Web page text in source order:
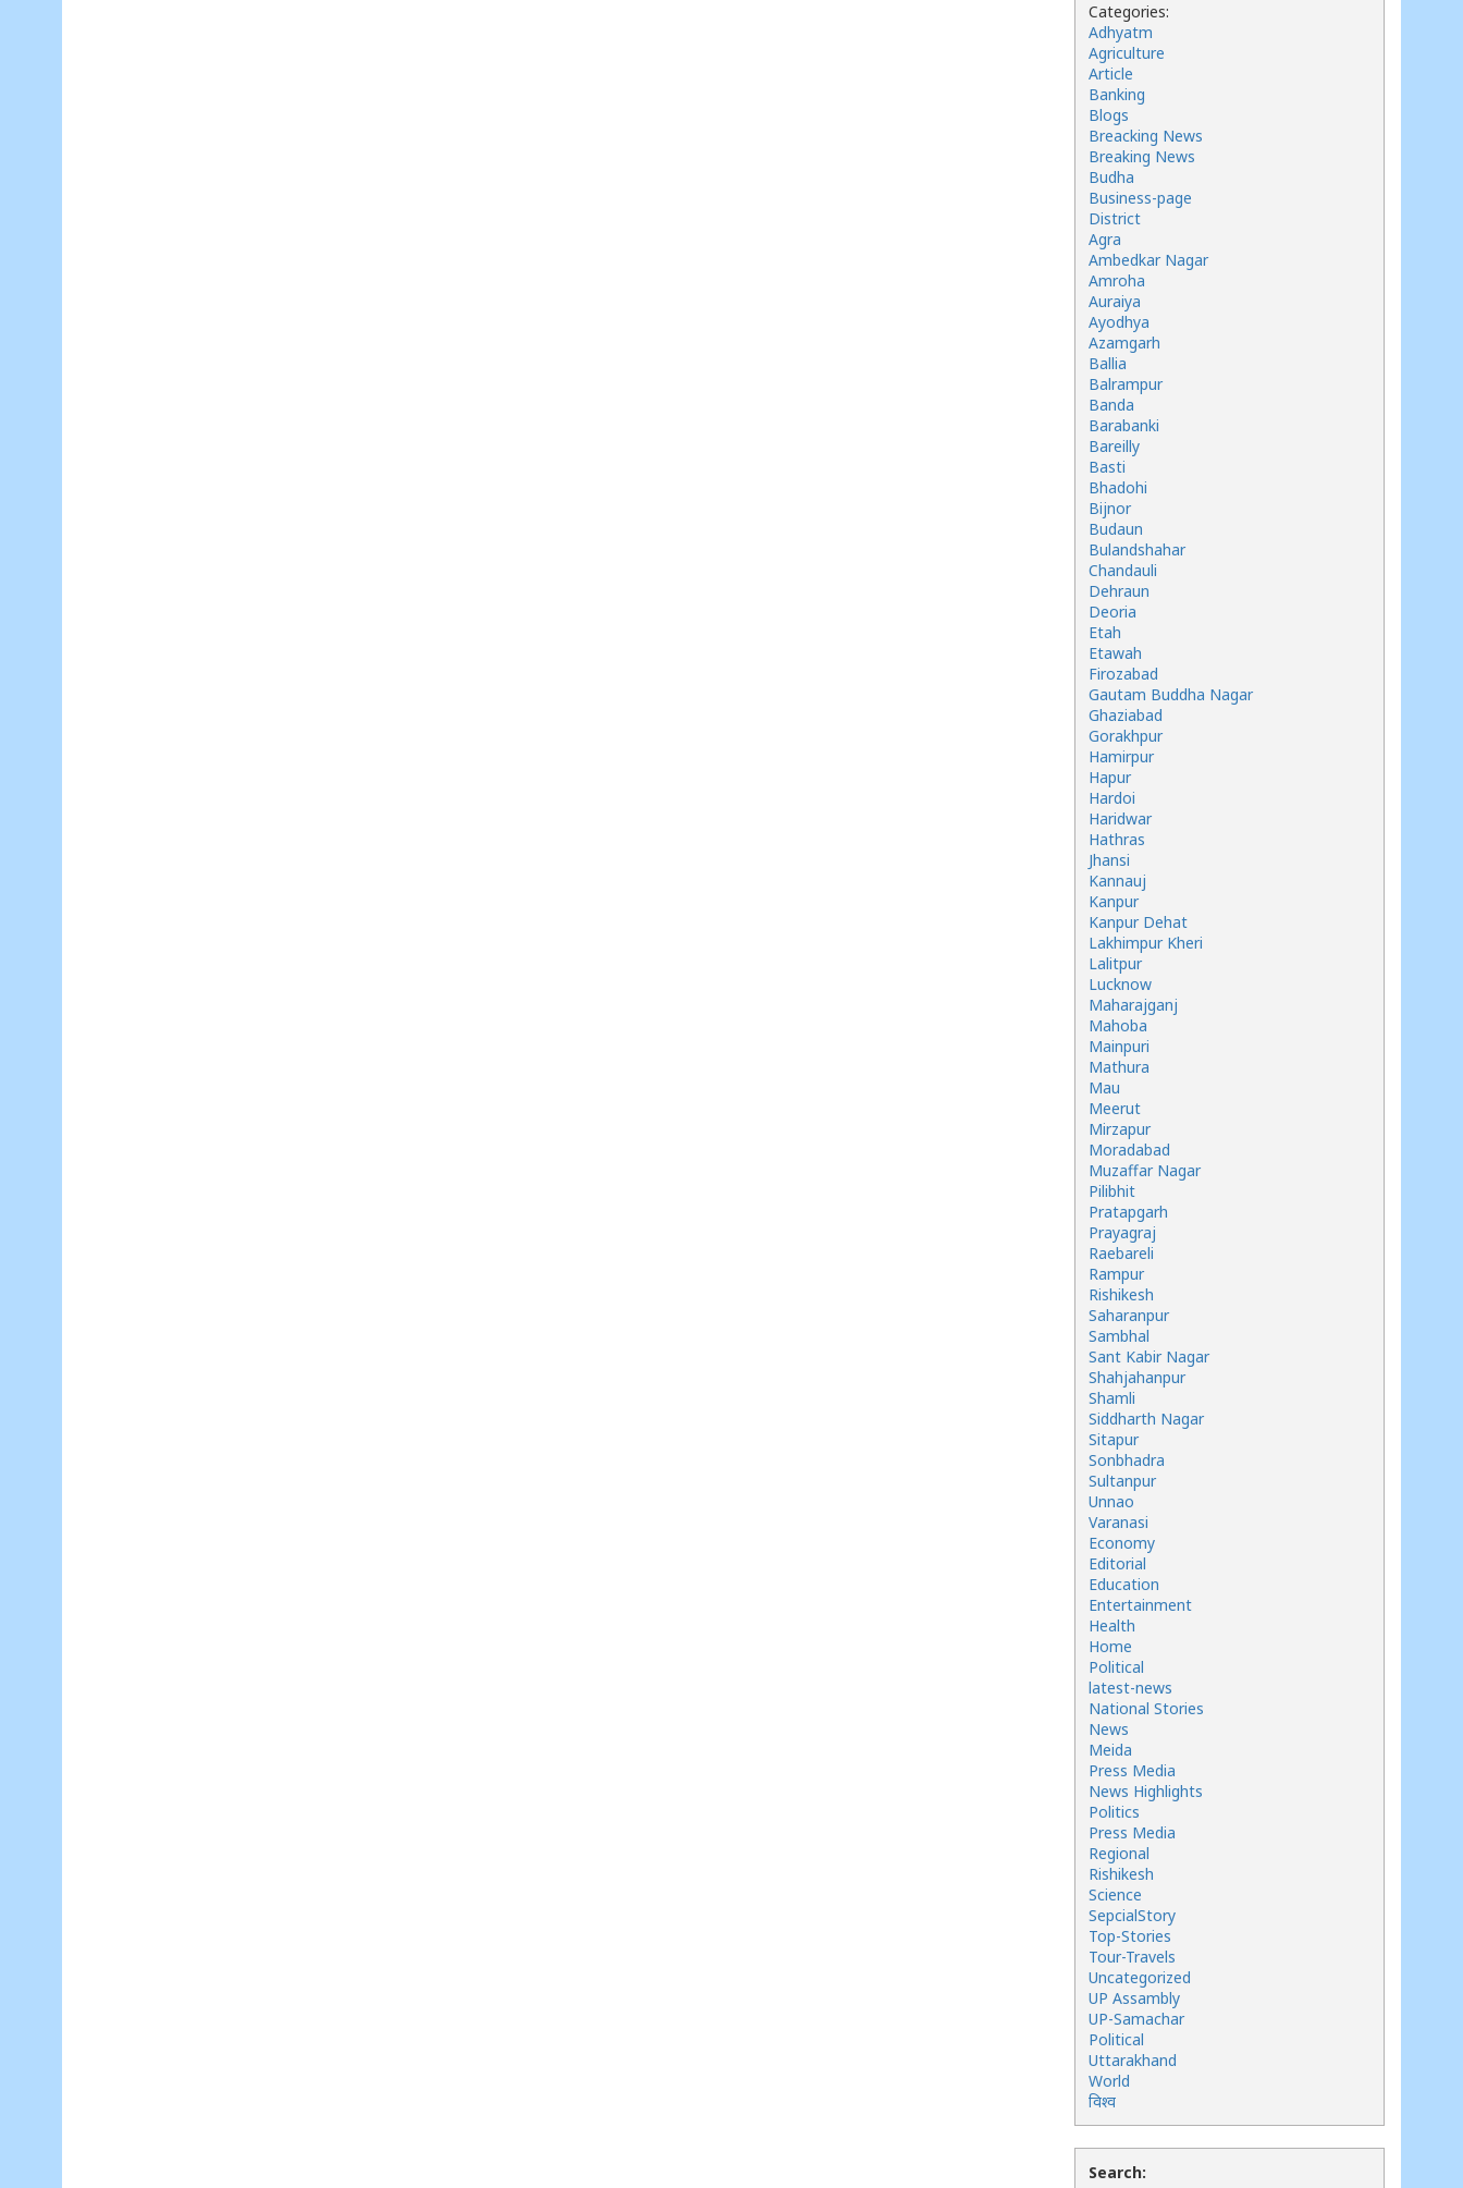
Categories:
Adhyatm
Agriculture
Article
Banking
Blogs
Breacking News
Breaking News
Budha
Business-page
District
Agra
Ambedkar Nagar
Amroha
Auraiya
Ayodhya
Azamgarh
Ballia
Balrampur
Banda
Barabanki
Bareilly
Basti
Bhadohi
Bijnor
Budaun
Bulandshahar
Chandauli
Dehraun
Deoria
Etah
Etawah
Firozabad
Gautam Buddha Nagar
Ghaziabad
Gorakhpur
Hamirpur
Hapur
Hardoi
Haridwar
Hathras
Jhansi
Kannauj
Kanpur
Kanpur Dehat
Lakhimpur Kheri
Lalitpur
Lucknow
Maharajganj
Mahoba
Mainpuri
Mathura
Mau
Meerut
Mirzapur
Moradabad
Muzaffar Nagar
Pilibhit
Pratapgarh
Prayagraj
Raebareli
Rampur
Rishikesh
Saharanpur
Sambhal
Sant Kabir Nagar
Shahjahanpur
Shamli
Siddharth Nagar
Sitapur
Sonbhadra
Sultanpur
Unnao
Varanasi
Economy
Editorial
Education
Entertainment
Health
Home
Political
latest-news
National Stories
News
Meida
Press Media
News Highlights
Politics
Press Media
Regional
Rishikesh
Science
SepcialStory
Top-Stories
Tour-Travels
Uncategorized
UP Assambly
UP-Samachar
Political
Uttarakhand
World
विश्व
Search: